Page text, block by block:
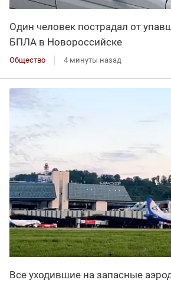
Один человек пострадал от
БПЛА в Новороссийске
Общество 4 минуты назад
Все уходившие на запасные